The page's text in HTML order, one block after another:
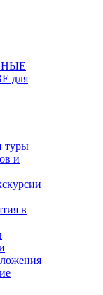
туры
и
в